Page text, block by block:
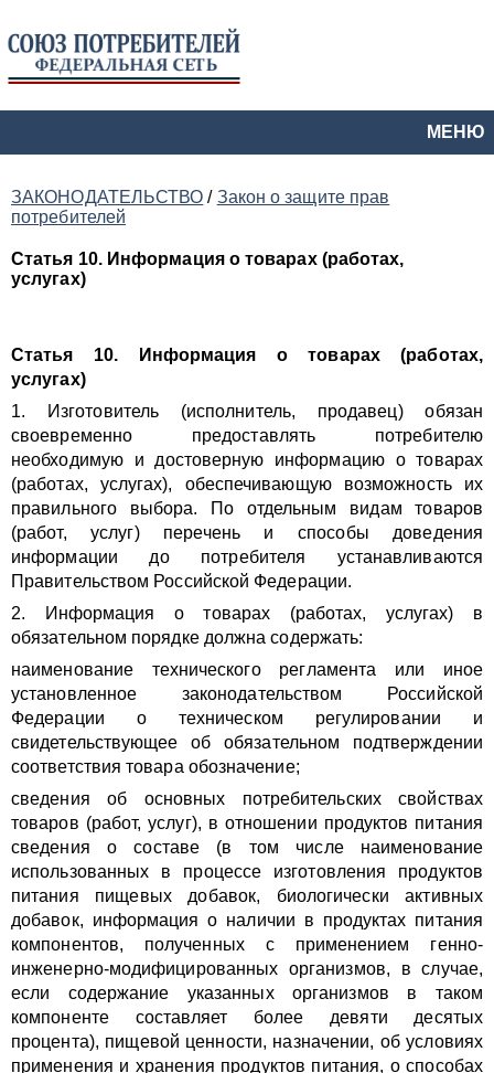
МЕНЮ
ЗАКОНОДАТЕЛЬСТВО / Закон о защите прав
потребителей
Статья 10. Информация о товарах (работах,
услугах)
Статья 10. Информация о товарах (работах,
услугах)
1. Изготовитель (исполнитель, продавец) обязан
своевременно предоставлять потребителю
необходимую и достоверную информацию о товарах
(работах, услугах), обеспечивающую возможность их
правильного выбора. По отдельным видам товаров
(работ, услуг) перечень и способы доведения
информации до потребителя устанавливаются
Правительством Российской Федерации.
2. Информация о товарах (работах, услугах) в
обязательном порядке должна содержать:
наименование технического регламента или иное
установленное законодательством Российской
Федерации о техническом регулировании и
свидетельствующее об обязательном подтверждении
соответствия товара обозначение;
сведения об основных потребительских свойствах
товаров (работ, услуг), в отношении продуктов питания
сведения о составе (в том числе наименование
использованных в процессе изготовления продуктов
питания пищевых добавок, биологически активных
добавок, информация о наличии в продуктах питания
компонентов, полученных с применением генно-
инженерно-модифицированных организмов, в случае,
если содержание указанных организмов в таком
компоненте составляет более девяти десятых
процента), пищевой ценности, назначении, об условиях
применения и хранения продуктов питания, о способах